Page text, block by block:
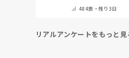
484票・残り3日
リアルアンケートをもっと見